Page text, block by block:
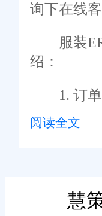
询下在线
需求也变
服装企业
需求，服
而生。下
要功能。
服装
绍：
1. 订单
服装ERP
单至仓库
阅读全文
慧